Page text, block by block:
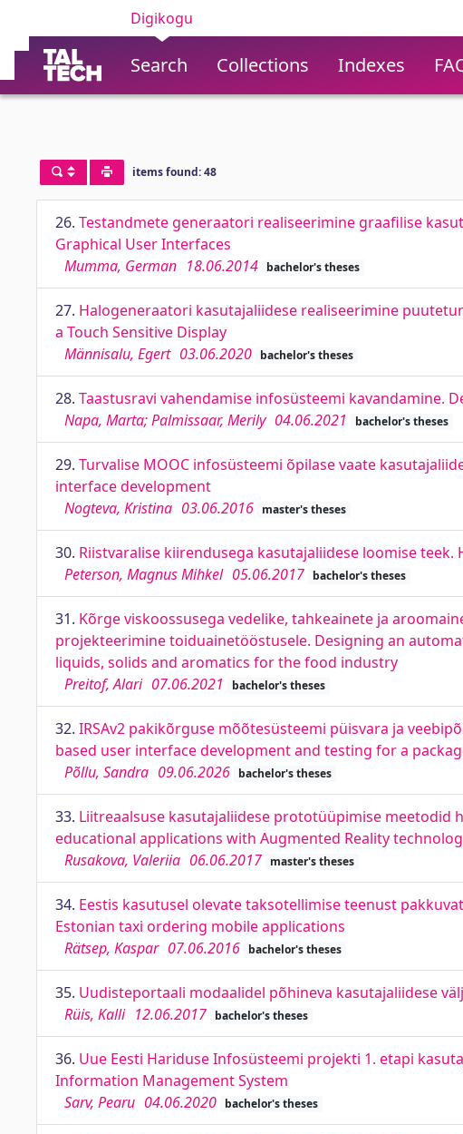
Digikogu
Search Collections Indexes
items found: 48
26. Testandmete generaatori realiseerimine graafilise
Graphical User Interfaces
Mumma, German 18.06.2014 bachelor's theses
27. Halogeneraatori kasutajaliidese realiseerimine
a Touch Sensitive Display
Männisalu, Egert 03.06.2020 bachelor's theses
28. Taastusravi vahendamise infosüsteemi kavandamine.
Napa, Marta; Palmissaar, Merily 04.06.2021 bachelor's theses
29. Turvalise MOOC infosüsteemi õpilase vaate
interface development
Nogteva, Kristina 03.06.2016 master's theses
30. Riistvaralise kiirendusega kasutajaliidese loomise
Peterson, Magnus Mihkel 05.06.2017 bachelor's theses
31. Kõrge viskoossusega vedelike, tahkeainete ja
projekteerimine toiduainetööstusele. Designing an
liquids, solids and aromatics for the food industry
Preitof, Alari 07.06.2021 bachelor's theses
32. IRSAv2 pakikõrguse mõõtesüsteemi püisvara ja
based user interface development and testing for a
Põllu, Sandra 09.06.2026 bachelor's theses
33. Liitreaalsuse kasutajaliidese prototüüpimise
educational applications with Augmented Reality
Rusakova, Valeriia 06.06.2017 master's theses
34. Eestis kasutusel olevate taksotellimise teenust
Estonian taxi ordering mobile applications
Rätsep, Kaspar 07.06.2016 bachelor's theses
35. Uudisteportaali modaalidel põhineva kasutajaliidese
Rüis, Kalli 12.06.2017 bachelor's theses
36. Uue Eesti Hariduse Infosüsteemi projekti 1. etapi
Information Management System
Sarv, Pearu 04.06.2020 bachelor's theses